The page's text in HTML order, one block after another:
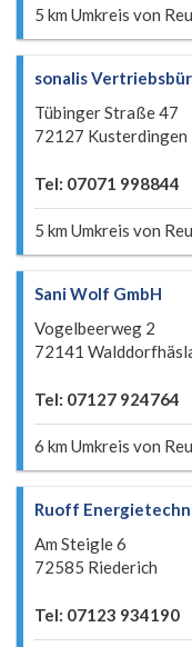
5 km Umkreis von
sonalis
Tübinger Straße 47
72127 Kusterdingen
Tel: 07071 998844
5 km Umkreis von
Sani Wolf GmbH
Vogelbeerweg 2
72141
Tel: 07127 924764
6 km Umkreis von
Ruoff
Am Steigle 6
72585 Riederich
Tel: 07123 934190